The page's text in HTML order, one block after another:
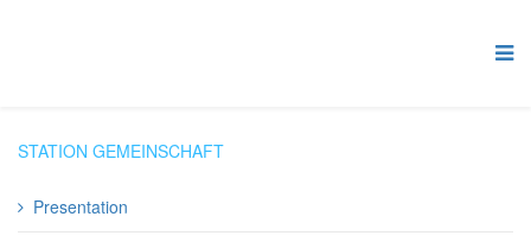
STATION GEMEINSCHAFT
Presentation